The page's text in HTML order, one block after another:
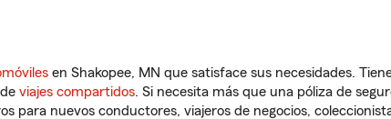
en Shakopee, MN que satisface sus necesidades.
viajes compartidos. Si necesita más que una póliza de
para nuevos conductores, viajeros de negocios,